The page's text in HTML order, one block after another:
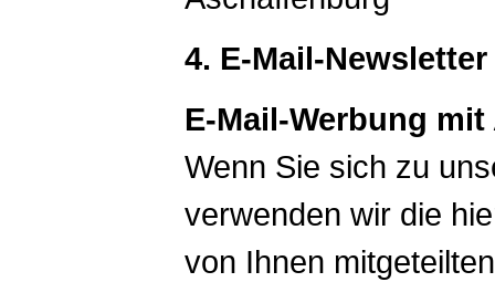
4. E-Mail-
E-Mail-Werbung
Wenn Sie sich zu
verwenden wir die
von Ihnen